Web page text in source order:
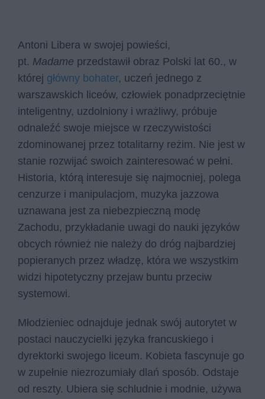
Antoni Libera w swojej powieści,
pt. Madame przedstawił obraz Polski lat 60., w
której główny bohater, uczeń jednego z
warszawskich liceów, człowiek ponadprzeciętnie
inteligentny, uzdolniony i wrażliwy, próbuje
odnaleźć swoje miejsce w rzeczywistości
zdominowanej przez totalitarny reżim. Nie jest w
stanie rozwijać swoich zainteresować w pełni.
Historia, którą interesuje się najmocniej, polega
cenzurze i manipulacjom, muzyka jazzowa
uznawana jest za niebezpieczną modę
Zachodu, przykładanie uwagi do nauki języków
obcych również nie należy do dróg najbardziej
popieranych przez władzę, która we wszystkim
widzi hipotetyczny przejaw buntu przeciw
systemowi.
Młodzieniec odnajduje jednak swój autorytet w
postaci nauczycielki języka francuskiego i
dyrektorki swojego liceum. Kobieta fascynuje go
w zupełnie niezrozumiały dlań sposób. Odstaje
od reszty. Ubiera się schludnie i modnie, używa